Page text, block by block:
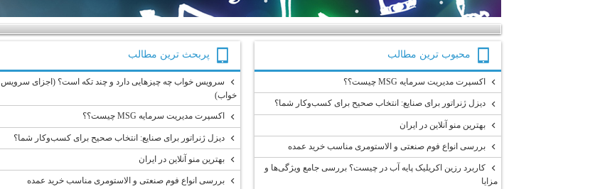
محبوب ترين مطالب
اکسپرت مدیریت سرمایه MSG چیست؟؟
دیزل ژنراتور برای صنایع: انتخاب صحیح برای کسب‌وکار شما؟
بهترین منو آنلاین در ایران
بررسی انواع فوم صنعتی و الاستومری مناسب خرید عمده
کاربرد رزین اکریلیک پایه آب در چیست؟ بررسی جامع ویژگی‌ها و
مزایا
پربحث ترين مطالب
سرویس خواب چه چیزهایی دارد و چند تکه است؟ (اجزای سرویس
خواب)
اکسپرت مدیریت سرمایه MSG چیست؟؟
دیزل ژنراتور برای صنایع: انتخاب صحیح برای کسب‌وکار شما؟
بهترین منو آنلاین در ایران
بررسی انواع فوم صنعتی و الاستومری مناسب خرید عمده